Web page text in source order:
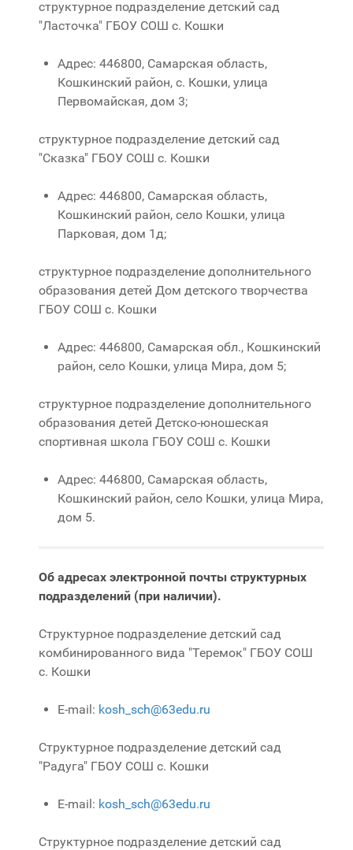
структурное подразделение детский сад
"Ласточка" ГБОУ СОШ с. Кошки
Адрес: 446800, Самарская область,
Кошкинский район, с. Кошки, улица
Первомайская, дом 3;
структурное подразделение детский сад
"Сказка" ГБОУ СОШ с. Кошки
Адрес: 446800, Самарская область,
Кошкинский район, село Кошки, улица
Парковая, дом 1д;
структурное подразделение дополнительного
образования детей Дом детского творчества
ГБОУ СОШ с. Кошки
Адрес: 446800, Самарская обл., Кошкинский
район, село Кошки, улица Мира, дом 5;
структурное подразделение дополнительного
образования детей Детско-юношеская
спортивная школа ГБОУ СОШ с. Кошки
Адрес: 446800, Самарская область,
Кошкинский район, село Кошки, улица Мира,
дом 5.
Об адресах электронной почты структурных
подразделений (при наличии).
Структурное подразделение детский сад
комбинированного вида "Теремок" ГБОУ СОШ
с. Кошки
E-mail: kosh_sch@63edu.ru
Структурное подразделение детский сад
"Радуга" ГБОУ СОШ с. Кошки
E-mail: kosh_sch@63edu.ru
Структурное подразделение детский сад